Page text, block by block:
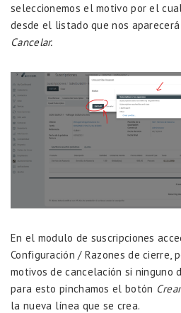
seleccionemos el motivo por el
desde el listado que nos
Cancelar.
En el modulo de suscripciones
Configuración / Razones de cierre,
motivos de cancelación si ninguno
para esto pinchamos el botón Crear
la nueva línea que se crea.